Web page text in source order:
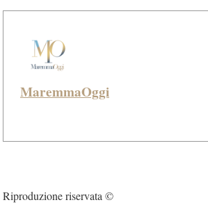
MaremmaOggi
Riproduzione riservata ©